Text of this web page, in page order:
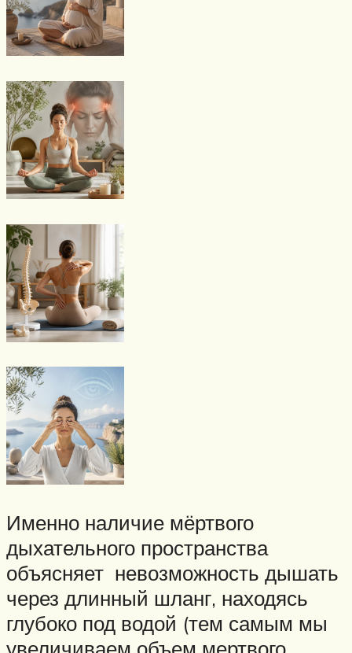
Именно наличие мёртвого
дыхательного пространства
объясняет невозможность дышать
через длинный шланг, находясь
глубоко под водой (тем самым мы